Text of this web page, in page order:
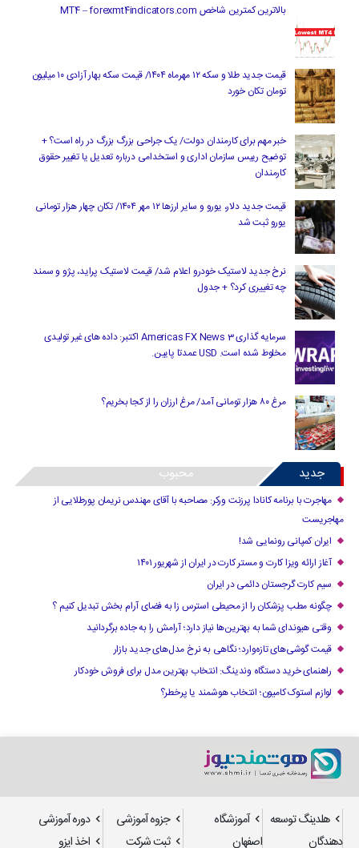
بالاترین کمترین شاخص MT4 – forexmt4indicators.com
قیمت جدید طلا و سکه ۱۲ مهرماه ۱۴۰۴/ قیمت سکه بهار آزادی ۱۰ میلیون
تومان تکان خورد
خبر مهم برای کارمندان دولت/ یک جراحی بزرگ بزرگ در راه است؟ +
توضیح رییس سازمان اداری و استخدامی درباره تعدیل یا تغییر حقوق
کارمندان
قیمت جدید دلار، یورو و سایر ارزها ۱۲ مهر ۱۴۰۴/ تکان چهار هزار تومانی
یورو ثبت شد
نرخ جدید لاستیک خودرو اعلام شد/ قیمت لاستیک پراید، پژو و سمند
چه تغییری کرد؟ + جدول
سرمایه گذاری Americas FX News 3 اکتبر: داده های غیر تولیدی
مخلوط شده است. USD عمدتا پایین.
مرغ ۸۰ هزار تومانی آمد/ مرغ ارزان را از کجا بخریم؟
جدید محبوب
مهاجرت با برنامه کانادا پرزنت ورکر: مصاحبه با آقای مهندس نریمان پورطلایی از
مهاجریست
ایران کمپانی رونمایی شد!
آغاز ارائه ویزا کارت و مستر کارت در ایران از شهریور ۱۴۰۱
سیم کارت گرجستان دائمی در ایران
چگونه مطب پزشکان را از محیطی استرس زا به فضای آرام بخش تبدیل کنیم ؟
وقتی هیوندای شما به بهترین‌ها نیاز دارد؛ آرامش را به جاده برگردانید
قیمت گوشی‌های تازه‌وارد؛ نگاهی به نرخ مدل‌های جدید بازار
راهنمای خرید دستگاه وندینگ: انتخاب بهترین مدل برای فروش خودکار
لوازم استوک کامیون؛ انتخاب هوشمند یا پرخطر؟
هلدینگ توسعه
دهندگان
آموزشگاه
اصفهان
جزوه آموزشی
دوره آموزشی
ثبت شرکت
اخذ ایزو